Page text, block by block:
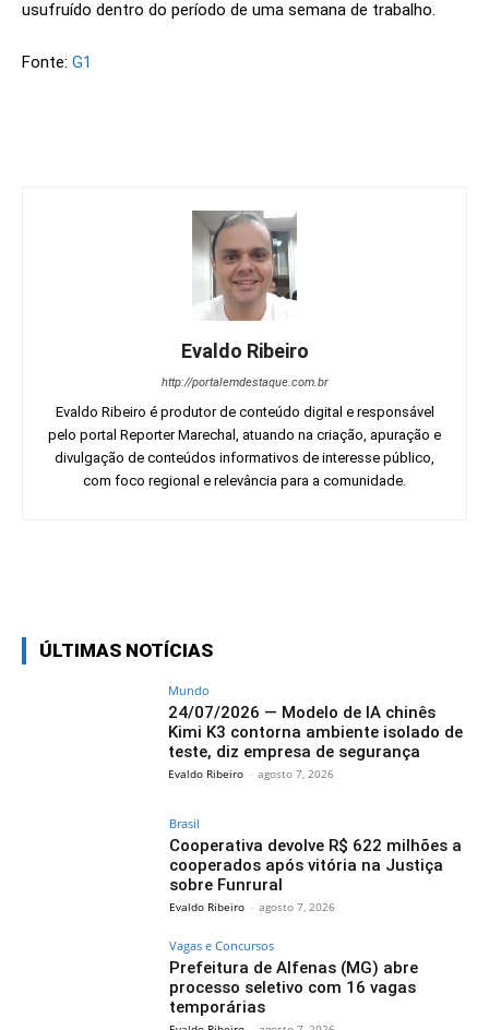
usufruído dentro do período de uma semana de trabalho.
Fonte: G1
Evaldo Ribeiro
http://portalemdestaque.com.br
Evaldo Ribeiro é produtor de conteúdo digital e responsável
pelo portal Reporter Marechal, atuando na criação, apuração e
divulgação de conteúdos informativos de interesse público,
com foco regional e relevância para a comunidade.
ÚLTIMAS NOTÍCIAS
Mundo
24/07/2026 — Modelo de IA chinês
Kimi K3 contorna ambiente isolado de
teste, diz empresa de segurança
Evaldo Ribeiro - agosto 7, 2026
Brasil
Cooperativa devolve R$ 622 milhões a
cooperados após vitória na Justiça
sobre Funrural
Evaldo Ribeiro - agosto 7, 2026
Vagas e Concursos
Prefeitura de Alfenas (MG) abre
processo seletivo com 16 vagas
temporárias